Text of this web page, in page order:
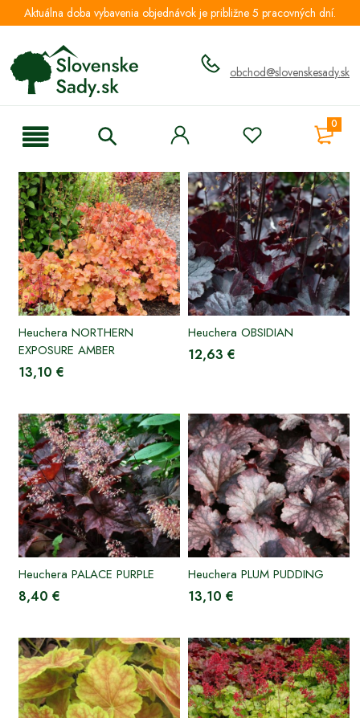
Aktuálna doba vybavenia objednávok je približne 5 pracovných dní.
obchod@slovenskesady.sk
0
Heuchera NORTHERN
EXPOSURE AMBER
13,10 €
Heuchera OBSIDIAN
12,63 €
Heuchera PALACE PURPLE
8,40 €
Heuchera PLUM PUDDING
13,10 €